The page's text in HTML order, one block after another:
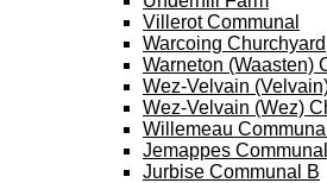
Villerot Communal
Warcoing Churchyard
Warneton (Waasten)
Wez-Velvain
Wez-Velvain (Wez)
Willemeau Communal
Jemappes
Jurbise Communal B